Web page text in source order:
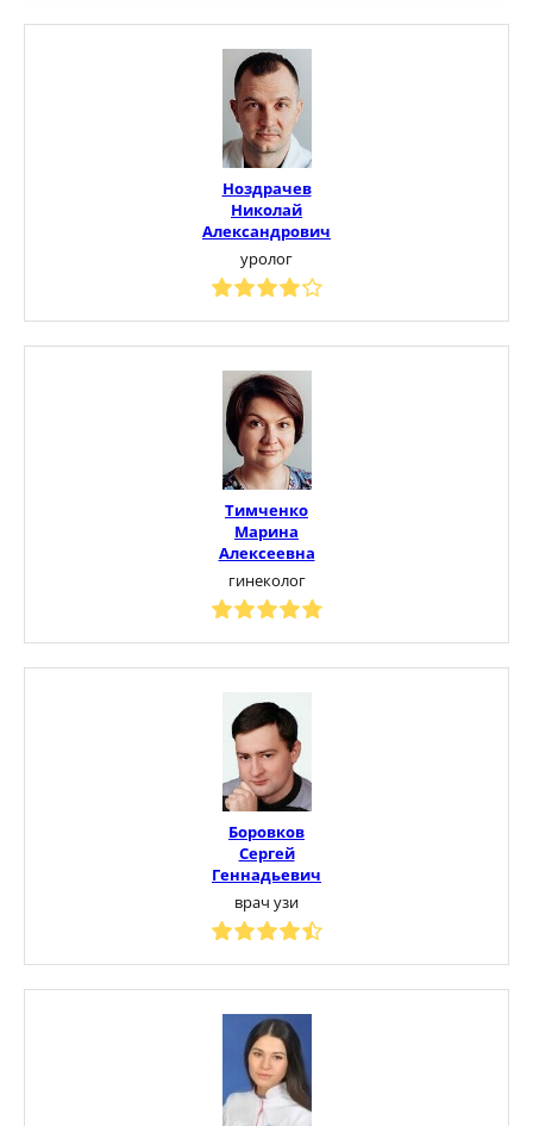
Ноздрачев
Николай
Александрович
уролог
Тимченко
Марина
Алексеевна
гинеколог
Боровков
Сергей
Геннадьевич
врач узи